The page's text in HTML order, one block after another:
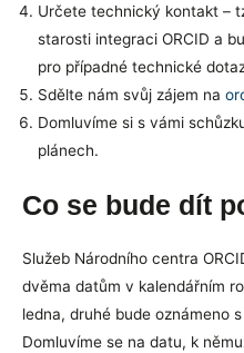
Určete technický kontakt –
starosti integraci ORCID a
pro případné technické
Sdělte nám svůj zájem na
Domluvíme si s vámi
plánech.
Co se bude dít
Služeb Národního centra
dvěma datům v kalendářním
ledna, druhé bude oznámeno
Domluvíme se na datu, k